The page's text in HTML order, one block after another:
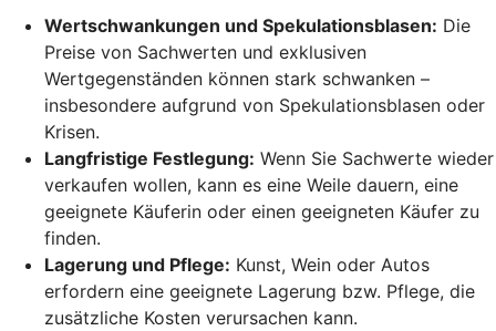
Wertschwankungen und Spekulationsblasen: Die
Preise von Sachwerten und exklusiven
Wertgegenständen können stark schwanken –
insbesondere aufgrund von Spekulationsblasen oder
Krisen.
Langfristige Festlegung: Wenn Sie Sachwerte wieder
verkaufen wollen, kann es eine Weile dauern, eine
geeignete Käuferin oder einen geeigneten Käufer zu
finden.
Lagerung und Pflege: Kunst, Wein oder Autos
erfordern eine geeignete Lagerung bzw. Pflege, die
zusätzliche Kosten verursachen kann.